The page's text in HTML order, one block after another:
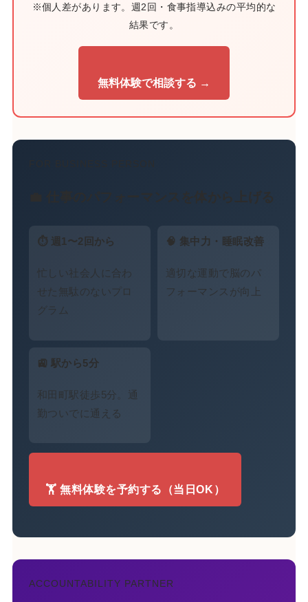
※個人差があります。週2回・食事指導込みの平均的な
結果です。
無料体験で相談する →
💼 仕事のパフォーマンスを体から上げる
⏱ 週1〜2回から
忙しい社会人に合わ
せた無駄のないプロ
グラム
🧠 集中力・睡眠改善
適切な運動で脳のパ
フォーマンスが向上
🚉 駅から5分
和田町駅徒歩5分。通
勤ついでに通える
🏋️ 無料体験を予約する（当日OK）
ACCOUNTABILITY PARTNER